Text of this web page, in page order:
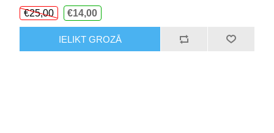
€25,00 €14,00
IELIKT GROZĀ